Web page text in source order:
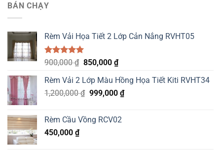
BÁN CHẠY
Rèm Vải Họa Tiết 2 Lớp Cản Nắng RVHT05
Được xếp
5.00
5 sao
900,000₫ Original
was:
900,000 ₫.
850,000 ₫Current
is:
850,000 ₫.
Rèm Vải 2 Lớp Màu Hồng Họa Tiết Kiti RVHT34
1,200,000₫ Original
1,200,000 ₫.
999,000 ₫Current
Rèm Cầu Vồng RCV02
450,000 ₫